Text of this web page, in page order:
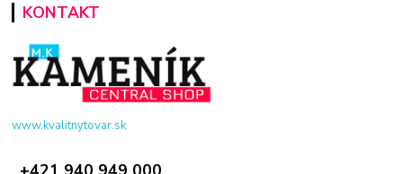
KONTAKT
www.kvalitnytovar.sk